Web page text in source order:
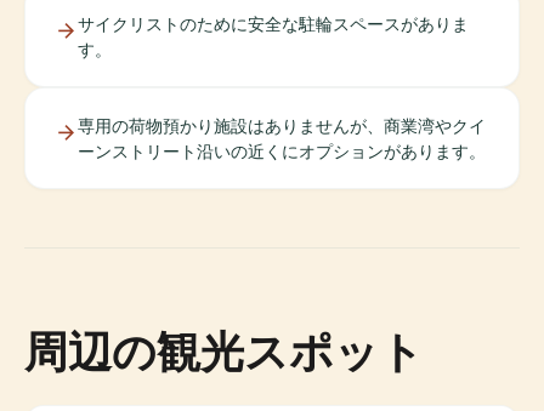
サイクリストのために安全な駐輪スペースがありま
す。
専用の荷物預かり施設はありませんが、商業湾やクイ
ーンストリート沿いの近くにオプションがあります。
周辺の観光スポット